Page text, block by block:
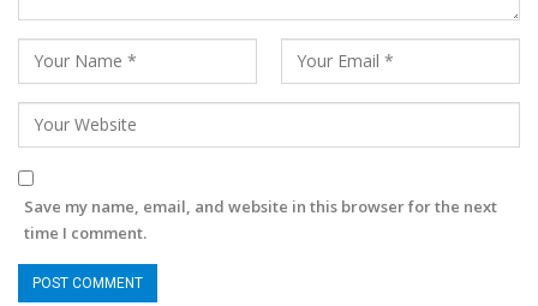
Save my name, email, and website in this browser for the next
time I comment.